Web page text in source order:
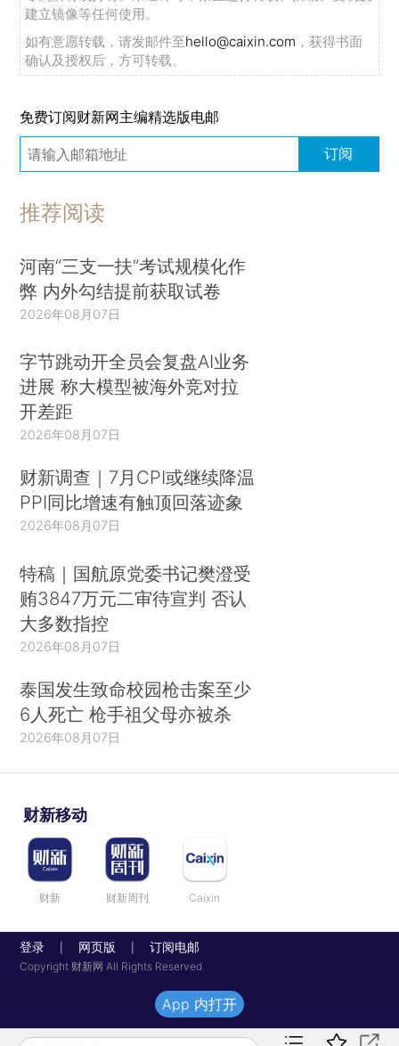
建立镜像等任何使用。
如有意愿转载，请发邮件至hello@caixin.com ，获得书面
确认及授权后，方可转载。
免费订阅财新网主编精选版电邮
订阅
推荐阅读
河南“三支一扶”考试规模化作
弊 内外勾结提前获取试卷
2026年08月07日
字节跳动开全员会复盘AI业务
进展 称大模型被海外竞对拉
开差距
2026年08月07日
财新调查｜7月CPI或继续降温
PPI同比增速有触顶回落迹象
2026年08月07日
特稿｜国航原党委书记樊澄受
贿3847万元二审待宣判 否认
大多数指控
2026年08月07日
泰国发生致命校园枪击案至少
6人死亡 枪手祖父母亦被杀
2026年08月07日
财新移动
财新 财新周刊 Caixin
登录 网页版 订阅电邮
Copyright 财新网 All Rights Reserved
App 内打开